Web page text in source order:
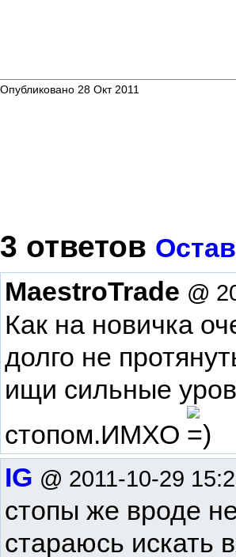
Опубликовано 28 Окт 2011
3 ответов
MaestroTrade @
Как на новичка
долго не
ищи сильные
стопом.ИМХО
IG @ 2011-10-29
стопы же вроде
стараюсь искать